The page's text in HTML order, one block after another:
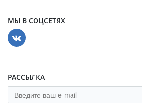
МЫ В СОЦСЕТЯХ
РАССЫЛКА